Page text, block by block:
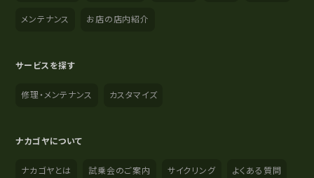
メンテナンス お店の店内紹介
サービスを探す
修理・メンテナンス カスタマイズ
ナカゴヤについて
ナカゴヤとは 試乗会のご案内 サイクリング よくある質問